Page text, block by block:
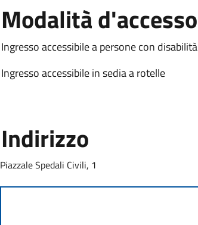
Modalità d'accesso
Ingresso accessibile a persone con disabilità
Ingresso accessibile in sedia a rotelle
Indirizzo
Piazzale Spedali Civili, 1